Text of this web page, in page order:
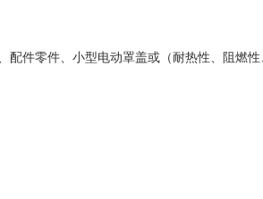
配件零件、小型电动罩盖或（耐热性、阻燃